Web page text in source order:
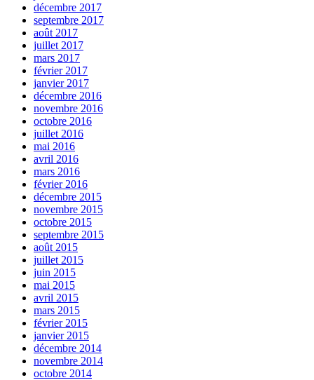
décembre 2017
septembre 2017
août 2017
juillet 2017
mars 2017
février 2017
janvier 2017
décembre 2016
novembre 2016
octobre 2016
juillet 2016
mai 2016
avril 2016
mars 2016
février 2016
décembre 2015
novembre 2015
octobre 2015
septembre 2015
août 2015
juillet 2015
juin 2015
mai 2015
avril 2015
mars 2015
février 2015
janvier 2015
décembre 2014
novembre 2014
octobre 2014